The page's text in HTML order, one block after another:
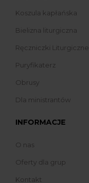
Koszula kapłańska
Bielizna liturgiczna
Ręczniczki Liturgiczne
Puryfikaterz
Obrusy
Dla ministrantów
INFORMACJE
O nas
Oferty dla grup
Kontakt